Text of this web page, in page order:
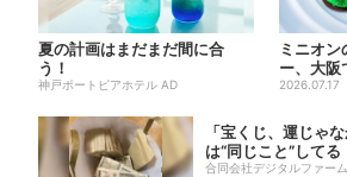
夏の計画はまだまだ間に合
う！
神戸ポートピアホテル AD
ミニオン
ー、大阪
だけ…そ
2026.07.17
「宝くじ、運じゃ
は“同じこと”してる
合同会社デジタルファー